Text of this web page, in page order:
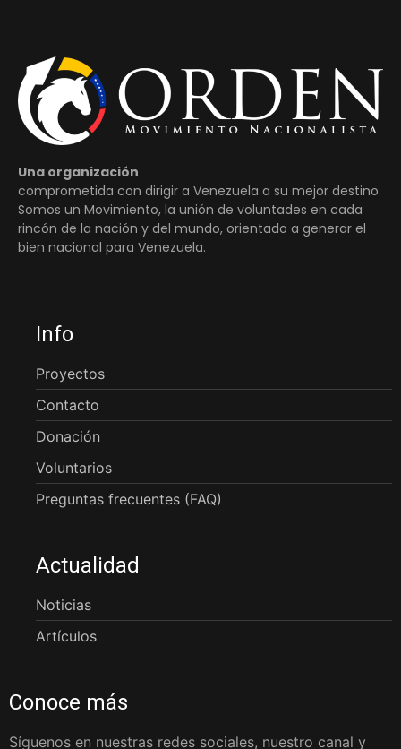
Una organización
comprometida con dirigir a Venezuela a su mejor destino.
Somos un Movimiento, la unión de voluntades en cada
rincón de la nación y del mundo, orientado a generar el
bien nacional para Venezuela.
Info
Proyectos
Contacto
Donación
Voluntarios
Preguntas frecuentes (FAQ)
Actualidad
Noticias
Artículos
Conoce más
Síguenos en nuestras redes sociales, nuestro canal y